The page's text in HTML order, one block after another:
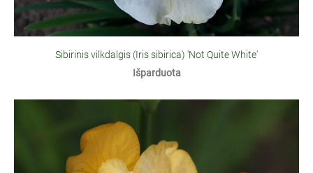
Sibirinis vilkdalgis (Iris sibirica) 'Not Quite White'
Išparduota